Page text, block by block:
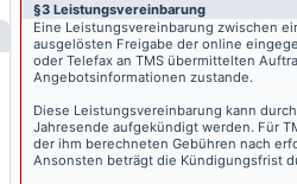
§3 Leistungsvereinbarung
Eine Leistungsvereinbarung zwischen
ausgelösten Freigabe der online
oder Telefax an TMS übermittelten
Angebotsinformationen zustande.
Diese Leistungsvereinbarung kann
Jahresende aufgekündigt werden. Für
der ihm berechneten Gebühren nach
Ansonsten beträgt die Kündigungsfrist